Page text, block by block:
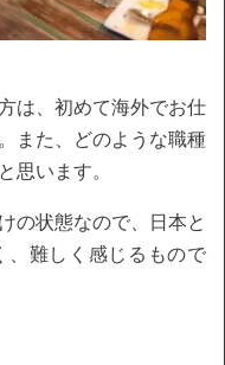
は、初めて海外でお仕
また、どのような職種
思います。
の状態なので、日本と
、難しく感じるもので